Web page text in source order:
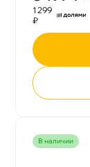
1 299
₽
наличии